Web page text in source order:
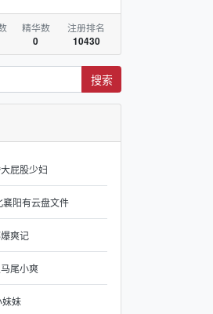
精华数
0
注册排名
10430
搜索
屁股少妇
阳有云盘文件
爽记
尾小爽
妹